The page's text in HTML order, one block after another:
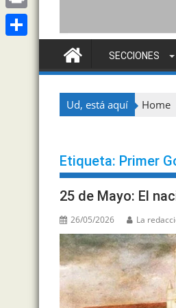
SECCIONES
Ud, está aquí Home
Etiqueta: Primer
25 de Mayo: El
26/05/2026 La
M
tl
e
i
n
P